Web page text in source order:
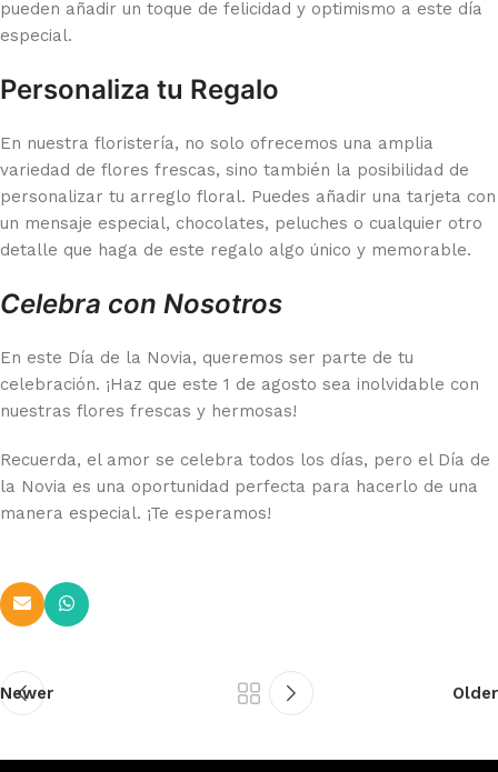
pueden añadir un toque de felicidad y optimismo a este día
especial.
Personaliza tu Regalo
En nuestra floristería, no solo ofrecemos una amplia
variedad de flores frescas, sino también la posibilidad de
personalizar tu arreglo floral. Puedes añadir una tarjeta con
un mensaje especial, chocolates, peluches o cualquier otro
detalle que haga de este regalo algo único y memorable.
Celebra con Nosotros
En este Día de la Novia, queremos ser parte de tu
celebración. ¡Haz que este 1 de agosto sea inolvidable con
nuestras flores frescas y hermosas!
Recuerda, el amor se celebra todos los días, pero el Día de
la Novia es una oportunidad perfecta para hacerlo de una
manera especial. ¡Te esperamos!
Newer Older